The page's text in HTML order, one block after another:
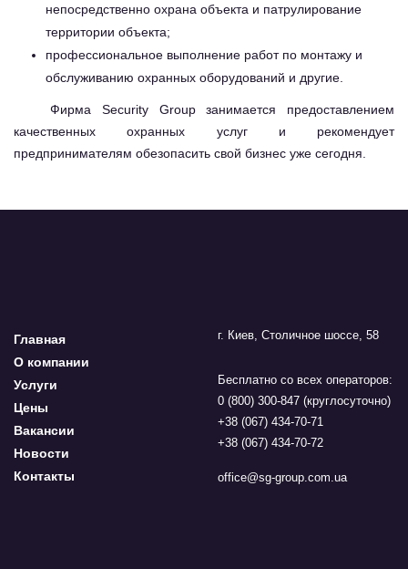
непосредственно охрана объекта и патрулирование
территории объекта;
профессиональное выполнение работ по монтажу и
обслуживанию охранных оборудований и другие.
Фирма Security Group занимается предоставлением
качественных охранных услуг и рекомендует
предпринимателям обезопасить свой бизнес уже сегодня.
Главная
О компании
Услуги
Цены
Вакансии
Новости
Контакты
г. Киев, Столичное шоссе, 58
Бесплатно со всех операторов:
0 (800) 300-847 (круглосуточно)
+38 (067) 434-70-71
+38 (067) 434-70-72
office@sg-group.com.ua